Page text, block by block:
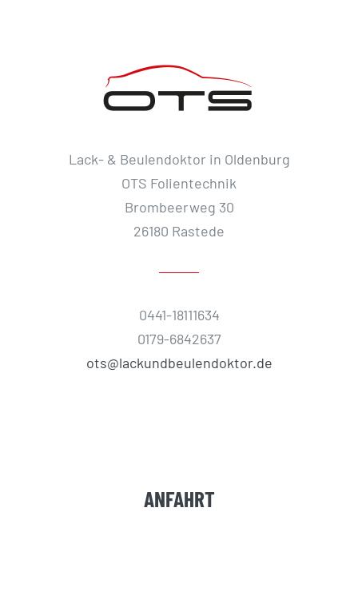
Lack- & Beulendoktor in Oldenburg
OTS Folientechnik
Brombeerweg 30
26180 Rastede
0441-18111634
0179-6842637
ots@lackundbeulendoktor.de
ANFAHRT